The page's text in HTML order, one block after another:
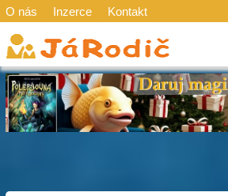
O nás Inzerce Kontakt